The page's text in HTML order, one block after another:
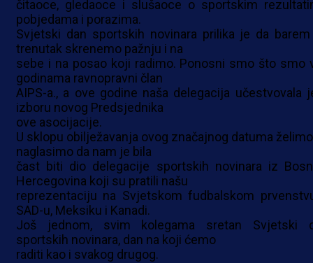
čitaoce, gledaoce i slušaoce o sportskim
pobjedama i porazima.
Svjetski dan sportskih novinara prilika je da
trenutak skrenemo pažnju i na
sebe i na posao koji radimo. Ponosni smo što smo
godinama ravnopravni član
AIPS-a., a ove godine naša delegacija učestvovala
izboru novog Predsjednika
ove asocijacije.
U sklopu obilježavanja ovog značajnog datuma
naglasimo da nam je bila
čast biti dio delegacije sportskih novinara iz
Hercegovina koji su pratili našu
reprezentaciju na Svjetskom fudbalskom
SAD-u, Meksiku i Kanadi.
Još jednom, svim kolegama sretan Svjetski
sportskih novinara, dan na koji ćemo
raditi kao i svakog drugog.